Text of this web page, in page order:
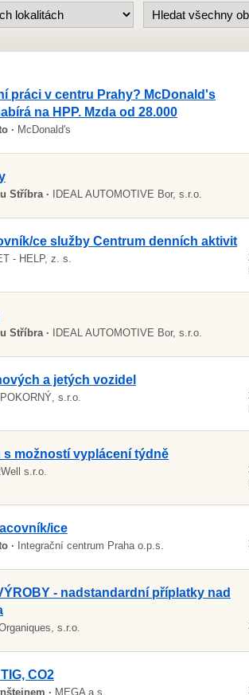
práci v centru Prahy? McDonald's
na HPP. Mzda od 28.000
· McDonald's
Stříbra · IDEAL AUTOMOTIVE Bor, s.r.o.
ce služby Centrum denních aktivit
- HELP, z. s.
Stříbra · IDEAL AUTOMOTIVE Bor, s.r.o.
a jetých vozidel
s.r.o.
s možností vyplácení týdně
s.r.o.
ice
· Integrační centrum Praha o.p.s.
- nadstandardní příplatky nad
s.r.o.
CO2
· MEGA a.s.